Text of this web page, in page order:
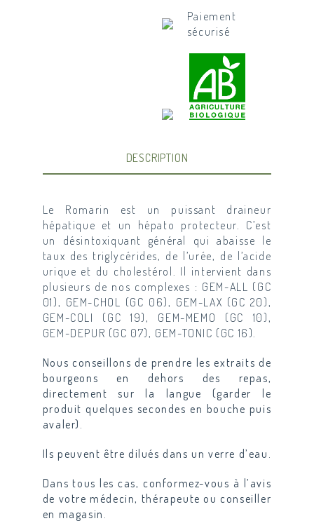
Paiement
sécurisé
DESCRIPTION
Le Romarin est un puissant draineur
hépatique et un hépato protecteur. C’est
un désintoxiquant général qui abaisse le
taux des triglycérides, de l’urée, de l’acide
urique et du cholestérol. Il intervient dans
plusieurs de nos complexes : GEM-ALL (GC
01), GEM-CHOL (GC 06), GEM-LAX (GC 20),
GEM-COLI (GC 19), GEM-MEMO (GC 10),
GEM-DEPUR (GC 07), GEM-TONIC (GC 16).
Nous conseillons de prendre les extraits de
bourgeons en dehors des repas,
directement sur la langue (garder le
produit quelques secondes en bouche puis
avaler).
Ils peuvent être dilués dans un verre d’eau.
Dans tous les cas, conformez-vous à l’avis
de votre médecin, thérapeute ou conseiller
en magasin.